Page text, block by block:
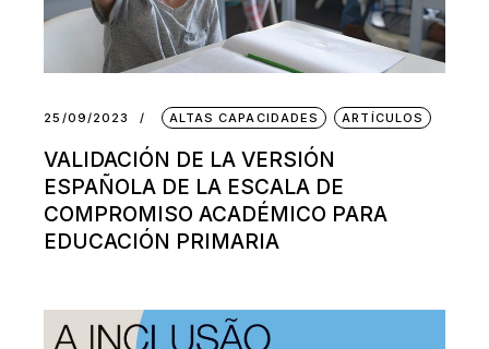
25/09/2023 ALTAS CAPACIDADES ARTÍCULOS
VALIDACIÓN DE LA VERSIÓN
ESPAÑOLA DE LA ESCALA DE
COMPROMISO ACADÉMICO PARA
EDUCACIÓN PRIMARIA